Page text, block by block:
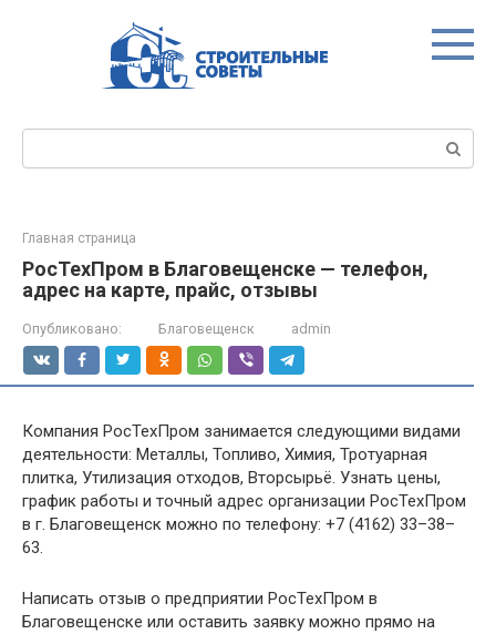
Главная страница
РосТехПром в Благовещенске — телефон,
адрес на карте, прайс, отзывы
Опубликовано: Благовещенск admin
Компания РосТехПром занимается следующими видами
деятельности: Металлы, Топливо, Химия, Тротуарная
плитка, Утилизация отходов, Вторсырьё. Узнать цены,
график работы и точный адрес организации РосТехПром
в г. Благовещенск можно по телефону: +7 (4162) 33–38–
63.
Написать отзыв о предприятии РосТехПром в
Благовещенске или оставить заявку можно прямо на